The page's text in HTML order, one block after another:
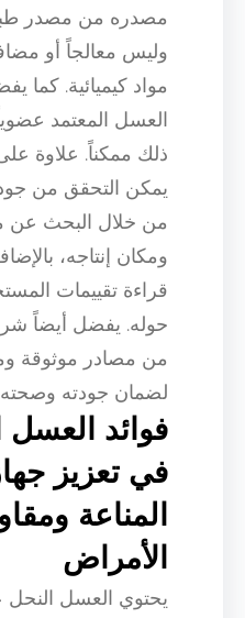
مصدره من مصدر
وليس معالجاً أو
مواد كيميائية. كما
العسل المعتمد
ذلك ممكناً. علاوة
يمكن التحقق من
من خلال البحث عن
ومكان إنتاجه،
قراءة تقييمات
حوله. يفضل أيضاً
من مصادر موثوقة
لضمان جودته
فوائد العسل
في تعزيز
المناعة
الأمراض
يحتوي العسل النحل